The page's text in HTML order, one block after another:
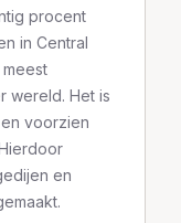
procent
in Central
wereld. Het is
voorzien
en